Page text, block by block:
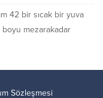
42 bir sıcak bir yuva
mezarakadar
Sözleşmesi